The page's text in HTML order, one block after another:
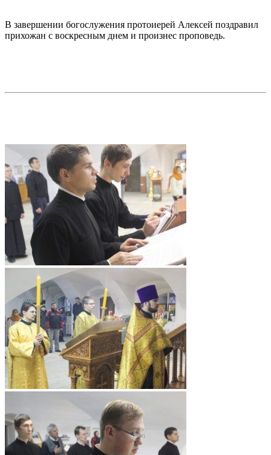
В завершении богослужения протоиерей Алексей поздравил
прихожан с воскресным днем и произнес проповедь.